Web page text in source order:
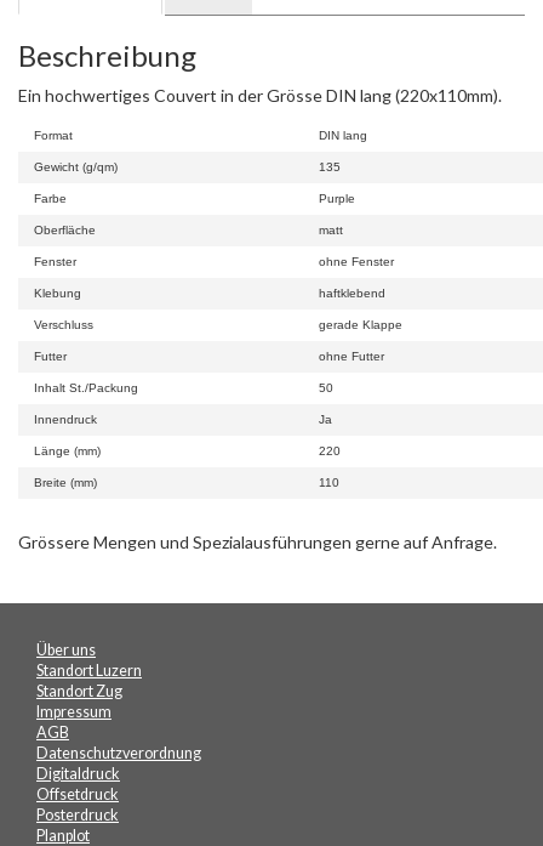
Beschreibung
Ein hochwertiges Couvert in der Grösse DIN lang (220x110mm).
Format DIN lang
Gewicht (g/qm) 135
Farbe Purple
Oberfläche matt
Fenster ohne Fenster
Klebung haftklebend
Verschluss gerade Klappe
Futter ohne Futter
Inhalt St./Packung 50
Innendruck Ja
Länge (mm) 220
Breite (mm) 110
Grössere Mengen und Spezialausführungen gerne auf Anfrage.
Über uns
Standort Luzern
Standort Zug
Impressum
AGB
Datenschutzverordnung
Digitaldruck
Offsetdruck
Posterdruck
Planplot